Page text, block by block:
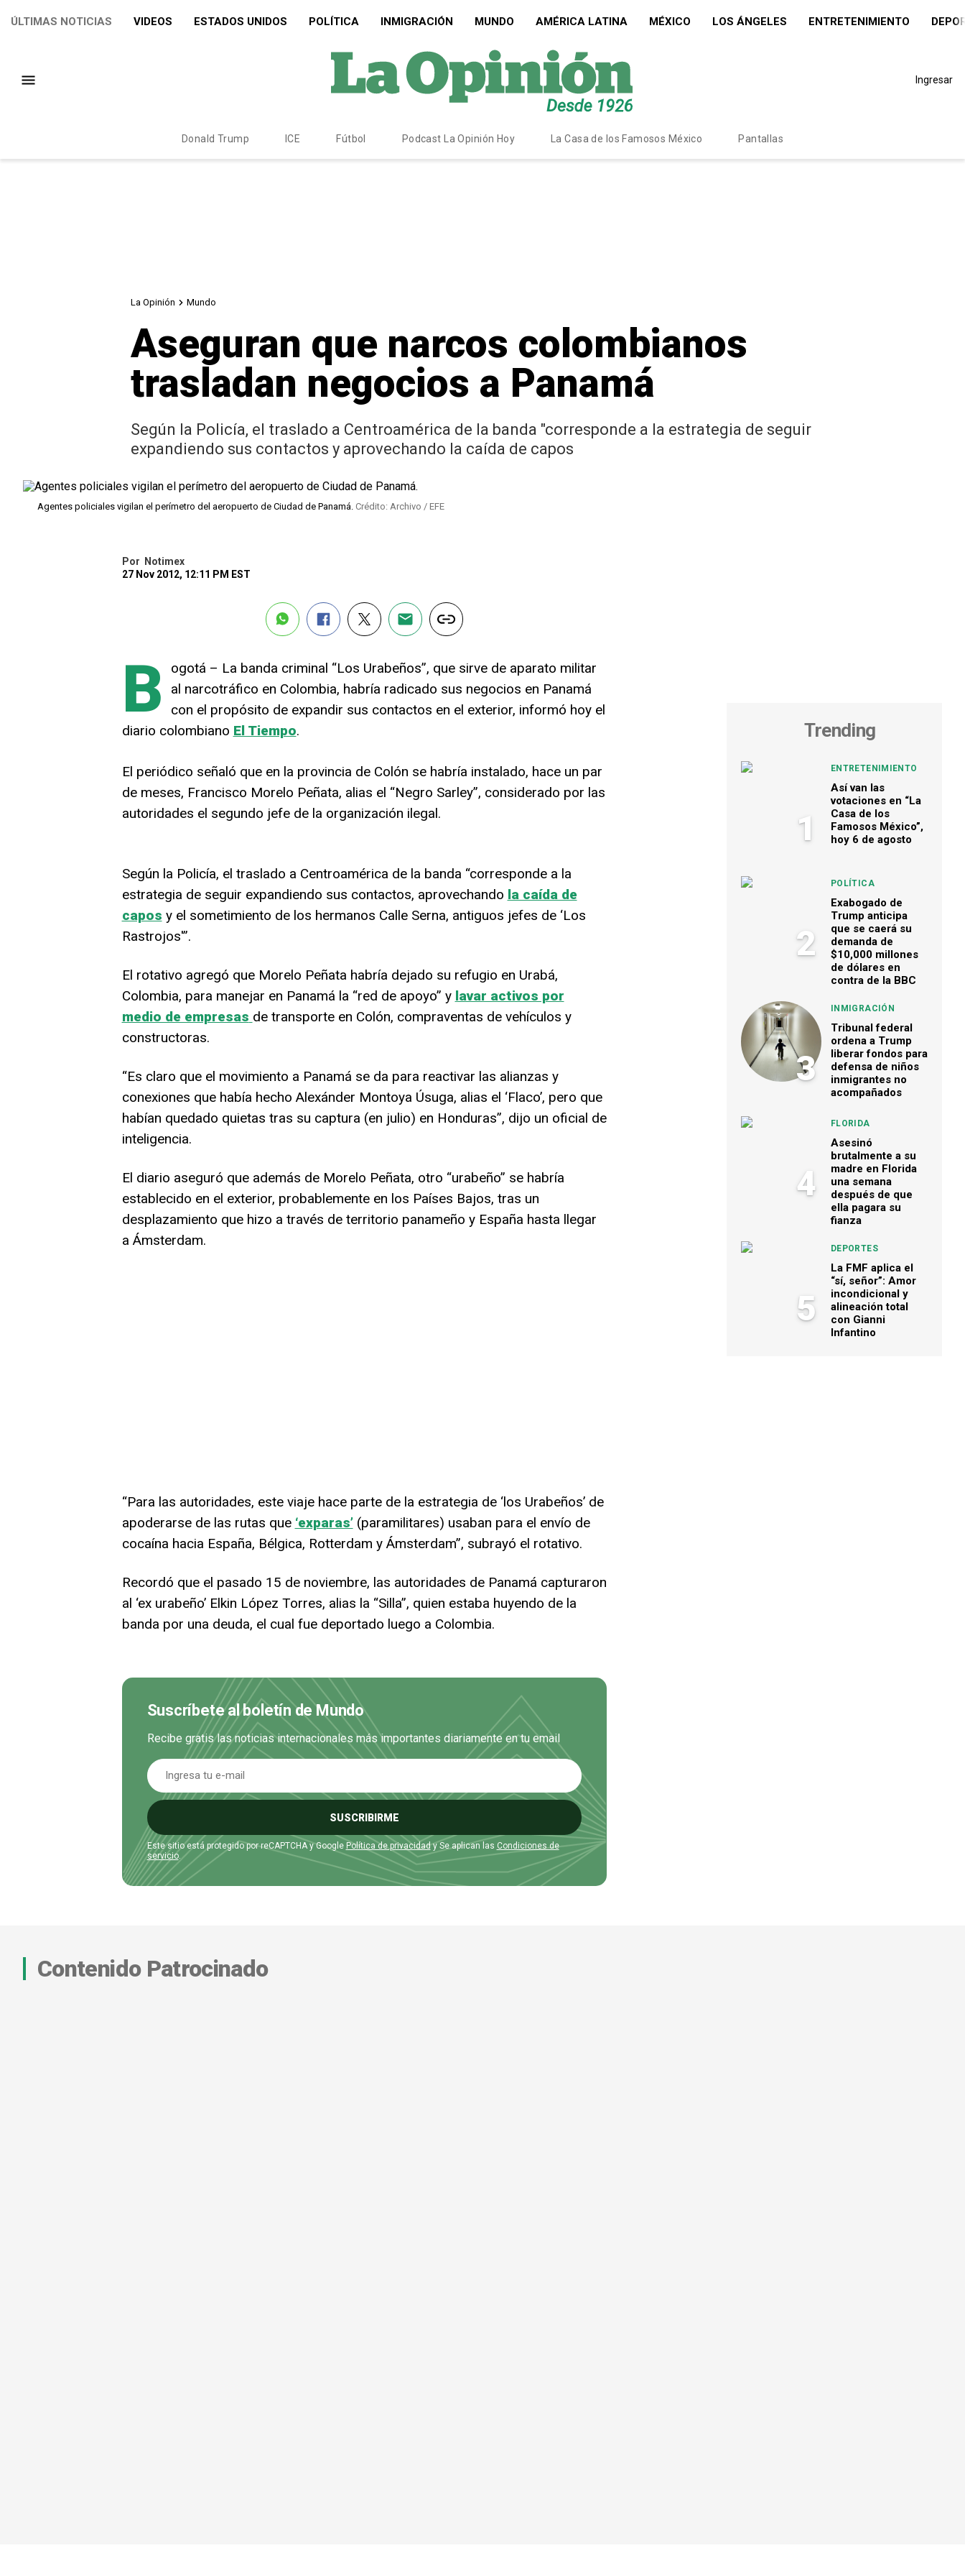
ÚLTIMAS NOTICIAS VIDEOS ESTADOS UNIDOS POLÍTICA INMIGRACIÓN MUNDO AMÉRICA LATINA MÉXICO LOS ÁNGELES ENTRETENIMIENTO
Ingresar
Donald Trump ICE Fútbol Podcast La Opinión Hoy La Casa de los Famosos México Pantallas
La Opinión Mundo
Aseguran que narcos colombianos
trasladan negocios a Panamá
Según la Policía, el traslado a Centroamérica de la banda "corresponde a la estrategia de seguir
expandiendo sus contactos y aprovechando la caída de capos
Agentes policiales vigilan el perímetro del aeropuerto de Ciudad de Panamá. Crédito: Archivo / EFE
Por
Notimex
27 Nov 2012, 12:11 PM EST
B
ogotá – La banda criminal “Los Urabeños”, que sirve de aparato militar
al narcotráfico en Colombia, habría radicado sus negocios en Panamá
con el propósito de expandir sus contactos en el exterior, informó hoy el
diario colombiano El Tiempo.
El periódico señaló que en la provincia de Colón se habría instalado, hace un par
de meses, Francisco Morelo Peñata, alias el “Negro Sarley”, considerado por las
autoridades el segundo jefe de la organización ilegal.
Según la Policía, el traslado a Centroamérica de la banda “corresponde a la
estrategia de seguir expandiendo sus contactos, aprovechando la caída de
capos y el sometimiento de los hermanos Calle Serna, antiguos jefes de ‘Los
Rastrojos'”.
El rotativo agregó que Morelo Peñata habría dejado su refugio en Urabá,
Colombia, para manejar en Panamá la “red de apoyo” y lavar activos por
medio de empresas de transporte en Colón, compraventas de vehículos y
constructoras.
“Es claro que el movimiento a Panamá se da para reactivar las alianzas y
conexiones que había hecho Alexánder Montoya Úsuga, alias el ‘Flaco’, pero que
habían quedado quietas tras su captura (en julio) en Honduras”, dijo un oficial de
inteligencia.
El diario aseguró que además de Morelo Peñata, otro “urabeño” se habría
establecido en el exterior, probablemente en los Países Bajos, tras un
desplazamiento que hizo a través de territorio panameño y España hasta llegar
a Ámsterdam.
“Para las autoridades, este viaje hace parte de la estrategia de ‘los Urabeños’ de
apoderarse de las rutas que ‘exparas’(paramilitares) usaban para el envío de
cocaína hacia España, Bélgica, Rotterdam y Ámsterdam”, subrayó el rotativo.
Recordó que el pasado 15 de noviembre, las autoridades de Panamá capturaron
al ‘ex urabeño’ Elkin López Torres, alias la “Silla”, quien estaba huyendo de la
banda por una deuda, el cual fue deportado luego a Colombia.
Suscríbete al boletín de Mundo
Recibe gratis las noticias internacionales más importantes diariamente en tu email
SUSCRIBIRME
Este sitio está protegido por reCAPTCHA y Google Política de privacidady Se aplican las Condiciones de
servicio.
Trending
1
ENTRETENIMIENTO
Así van las
votaciones en “La
Casa de los
Famosos México”,
hoy 6 de agosto
2
POLÍTICA
Exabogado de
Trump anticipa
que se caerá su
demanda de
$10,000 millones
de dólares en
contra de la BBC
3
INMIGRACIÓN
Tribunal federal
ordena a Trump
liberar fondos para
defensa de niños
inmigrantes no
acompañados
4
FLORIDA
Asesinó
brutalmente a su
madre en Florida
una semana
después de que
ella pagara su
fianza
5
DEPORTES
La FMF aplica el
“sí, señor”: Amor
incondicional y
alineación total
con Gianni
Infantino
Contenido Patrocinado